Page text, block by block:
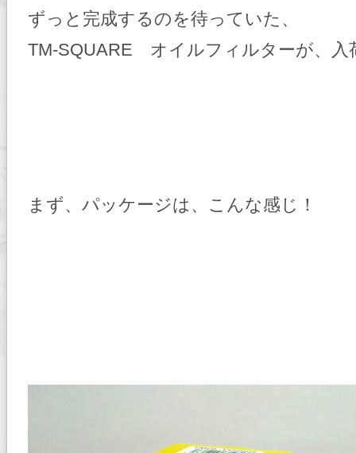
ずっと完成するのを待っていた、
TM-SQUARE オイルフィルターが、入
まず、パッケージは、こんな感じ！